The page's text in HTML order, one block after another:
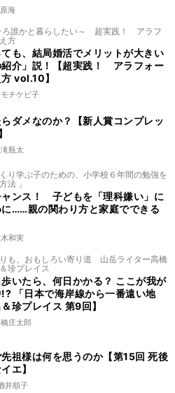
海
ろ誰かと暮らしたい～ 超実践！ アラフ
方
も、結局婚活でメリットが大きい
紹介」説！【超実践！ アラフォー
vol.10】
チケビ子
らダメなのか？【新人賞コンプレッ
瓶太
り学ぶ子のための、小学校６年間の勉強を
法 」
ャンス！ 子どもを「理科嫌い」に
……親の関わり方と家庭でできる
和実
も、おもしろい寄り道 山岳ライター高橋
珍プレイス
いたら、何日かかる？ ここが我が
「日本で海岸線から一番遠い地
珍プレイス 第9回】
庄太郎
祖様は何を思うのか【第15回 死後
エ】
井順子